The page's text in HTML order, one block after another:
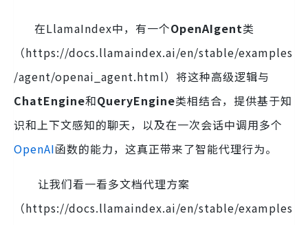
在LlamaIndex中，有一个OpenAIgent类
（https://docs.llamaindex.ai/en/stable/examples
/agent/openai_agent.html）将这种高级逻辑与
ChatEngine和QueryEngine类相结合，提供基于知
识和上下文感知的聊天，以及在一次会话中调用多个
OpenAI函数的能力，这真正带来了智能代理行为。
让我们看一看多文档代理方案
（https://docs.llamaindex.ai/en/stable/examples